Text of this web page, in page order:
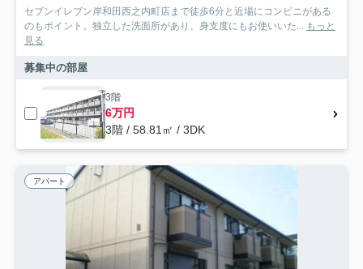
セブンイレブン岸和田西之内町店まで徒歩6分と近場にコンビニがある
のもポイント。独立した洗面所があり、身支度にもお使いいた...
もっと
見る
募集中の部屋
3階
6万円
3階 / 58.81㎡ / 3DK
アパート